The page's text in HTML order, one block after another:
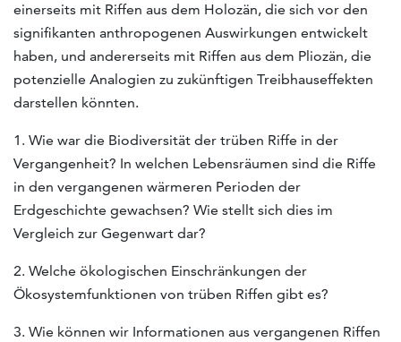
einerseits mit Riffen aus dem Holozän, die sich vor den
signifikanten anthropogenen Auswirkungen entwickelt
haben, und andererseits mit Riffen aus dem Pliozän, die
potenzielle Analogien zu zukünftigen Treibhauseffekten
darstellen könnten.
1. Wie war die Biodiversität der trüben Riffe in der
Vergangenheit? In welchen Lebensräumen sind die Riffe
in den vergangenen wärmeren Perioden der
Erdgeschichte gewachsen? Wie stellt sich dies im
Vergleich zur Gegenwart dar?
2. Welche ökologischen Einschränkungen der
Ökosystemfunktionen von trüben Riffen gibt es?
3. Wie können wir Informationen aus vergangenen Riffen